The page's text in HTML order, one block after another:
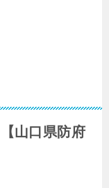
山口県防府